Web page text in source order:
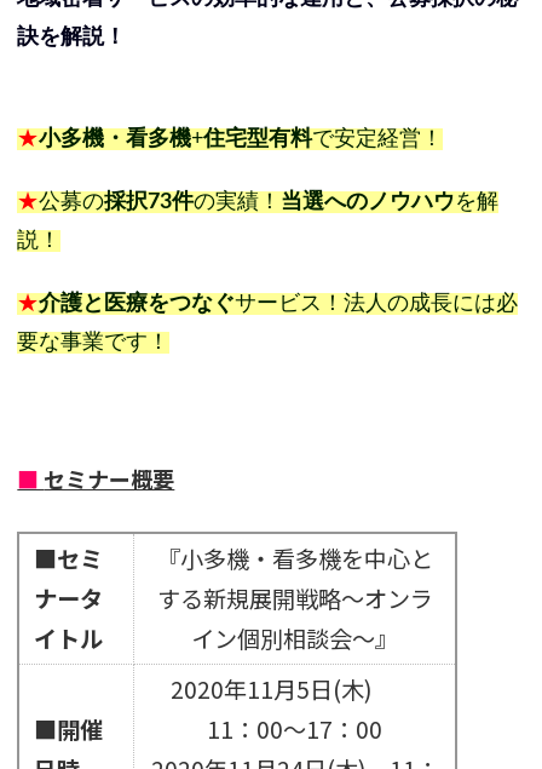
訣を解説！
★小多機・看多機+住宅型有料で安定経営！
★公募の採択73件の実績！ 当選へのノウハウを解
説！
★介護と医療をつなぐサービス！法人の成長には必
要な事業です！
■ セミナー概要
■セミ
ナータ
イトル
『小多機・看多機を中心と
する新規展開戦略～オンラ
イン個別相談会～』
■開催
2020年11月5日(木)
11：00～17：00